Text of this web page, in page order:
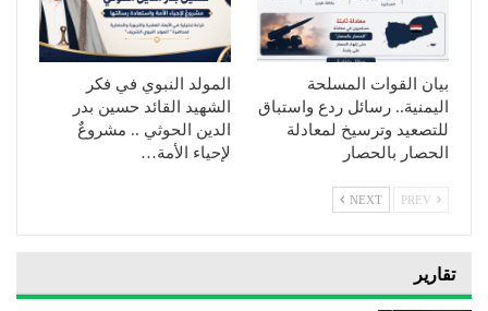
بيان القوات المسلحة
اليمنية.. رسائل ردع واستباق
للتصعيد وترسيخ لمعادلة
الحصار بالحصار
المولد النبوي في فكر
الشهيد القائد حسين بدر
الدين الحوثي .. مشروعٌ
لإحياء الأمة…
NEXT
تقارير